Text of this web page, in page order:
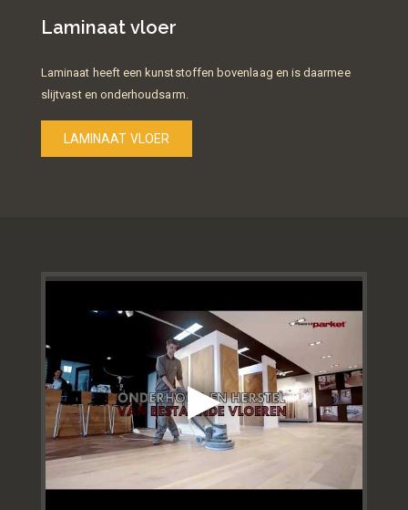
Laminaat vloer
Laminaat heeft een kunststoffen bovenlaag en is daarmee
slijtvast en onderhoudsarm.
LAMINAAT VLOER